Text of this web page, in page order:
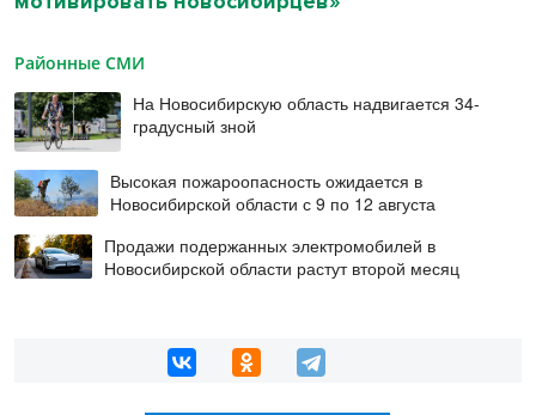
Районные СМИ
На Новосибирскую область надвигается 34-
градусный зной
Высокая пожароопасность ожидается в
Новосибирской области с 9 по 12 августа
Продажи подержанных электромобилей в
Новосибирской области растут второй месяц